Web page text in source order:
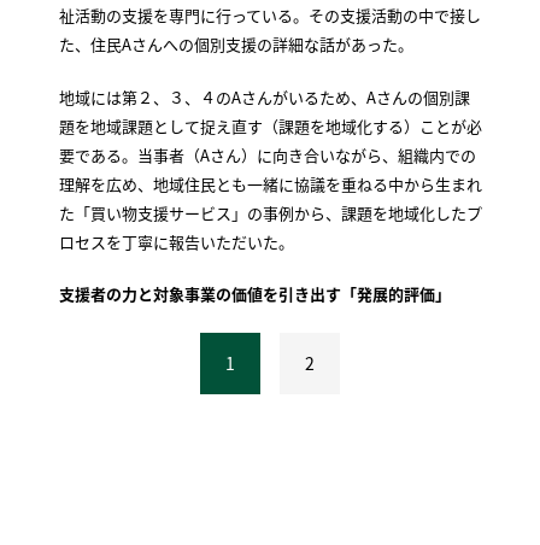
祉活動の支援を専門に行っている。その支援活動の中で接し
た、住民Aさんへの個別支援の詳細な話があった。
地域には第２、３、４のAさんがいるため、Aさんの個別課
題を地域課題として捉え直す（課題を地域化する）ことが必
要である。当事者（Aさん）に向き合いながら、組織内での
理解を広め、地域住民とも一緒に協議を重ねる中から生まれ
た「買い物支援サービス」の事例から、課題を地域化したプ
ロセスを丁寧に報告いただいた。
支援者の力と対象事業の価値を引き出す「発展的評価」
1 2